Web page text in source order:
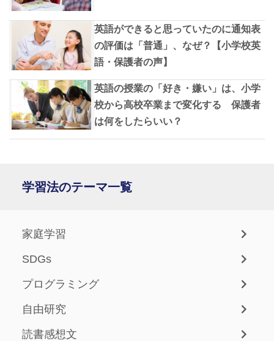
英語ができると思っていたのに通知表
の評価は「普通」、なぜ？【小学校英
語・保護者の声】
英語の授業の「好き・嫌い」は、小学
校から高校卒業まで変化する 保護者
は何をしたらいい？
学習法のテーマ一覧
家庭学習
SDGs
プログラミング
自由研究
読書感想文